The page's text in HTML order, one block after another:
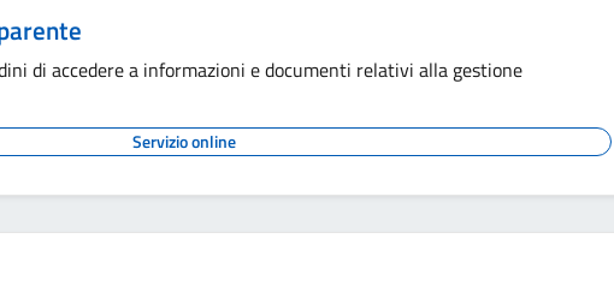
di accedere a informazioni e documenti relativi alla gestione
Servizio online